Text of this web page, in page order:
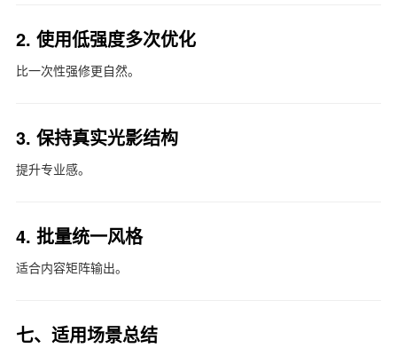
2. 使用低强度多次优化
比一次性强修更自然。
3. 保持真实光影结构
提升专业感。
4. 批量统一风格
适合内容矩阵输出。
七、适用场景总结